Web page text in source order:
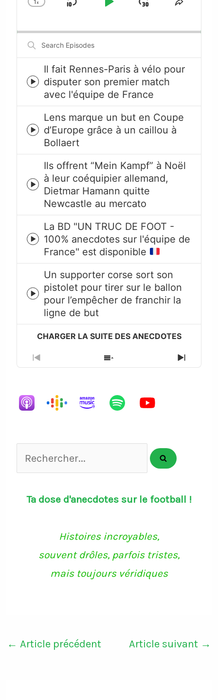
Change
1x
Skip
Play
JumpShare
Search
Episodes
Episode
play
icon
Il fait Rennes-Paris à vélo pour
disputer son premier match
avec l'équipe de France
Episode
play
icon
Lens marque un but en Coupe
d’Europe grâce à un caillou à
Bollaert
Episode
play
icon
Ils offrent “Mein Kampf” à Noël
à leur coéquipier allemand,
Dietmar Hamann quitte
Newcastle au mercato
Episode
play
icon
La BD "UN TRUC DE FOOT -
100% anecdotes sur l'équipe de
France" est disponible
Episode
play
icon
Un supporter corse sort son
pistolet pour tirer sur le ballon
pour l’empêcher de franchir la
ligne de but
Previous
Episode
Show
Episodes
Next
Episode
Rechercher...
Ta dose d'anecdotes sur le football !
Histoires incroyables,
souvent drôles, parfois tristes,
mais toujours véridiques
← Article précédent Article suivant →